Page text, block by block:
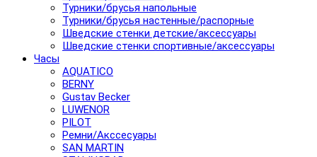
Турники/брусья напольные
Турники/брусья настенные/распорные
Шведские стенки детские/аксессуары
Шведские стенки спортивные/аксессуары
Часы
AQUATICO
BERNY
Gustav Becker
LUWENOR
PILOT
Pемни/Акссесуары
SAN MARTIN